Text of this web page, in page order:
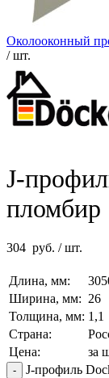
Околооконный
/ шт.
J-
пломбир
304 руб. / шт.
Длина, мм:
Ширина, мм: 26
Толщина, мм: 1,1
Страна:
Цена:
за
J-профиль